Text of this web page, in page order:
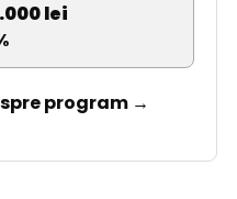
lei
program →